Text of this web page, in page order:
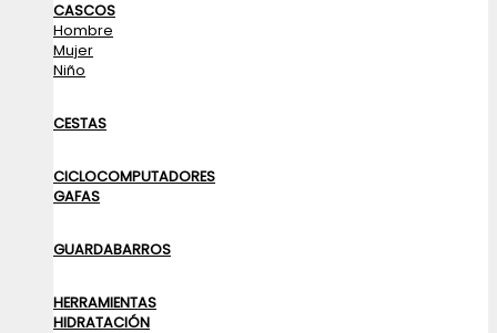
CASCOS
Hombre
Mujer
Niño
CESTAS
CICLOCOMPUTADORES
GAFAS
GUARDABARROS
HERRAMIENTAS
HIDRATACIÓN